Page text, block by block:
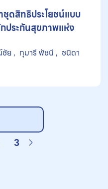
ดสิทธิประโยชน์แบบ
ประกันสุขภาพแห่ง
ย กุมารี พัชนี
3